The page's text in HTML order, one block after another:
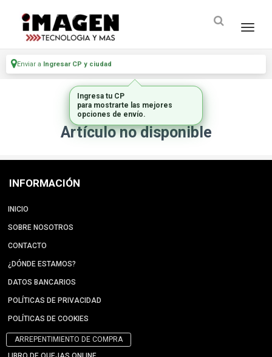
Enviar a Ingresar CP y ciudad
Artículo no disponible
INFORMACIÓN
INICIO
SOBRE NOSOTROS
CONTACTO
¿DÓNDE ESTAMOS?
DATOS BANCARIOS
POLÍTICAS DE PRIVACIDAD
POLÍTICAS DE COOKIES
ARREPENTIMIENTO DE COMPRA
Ingresa tu CP
para mostrarte las mejores
opciones de envío.